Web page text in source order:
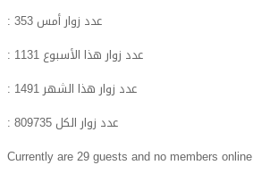
: عدد زوار أمس 353
: عدد زوار هذا الأسبوع 1131
: عدد زوار هذا الشهر1491
: عدد زوار الكل 809735
Currently are 29 guests and no members online